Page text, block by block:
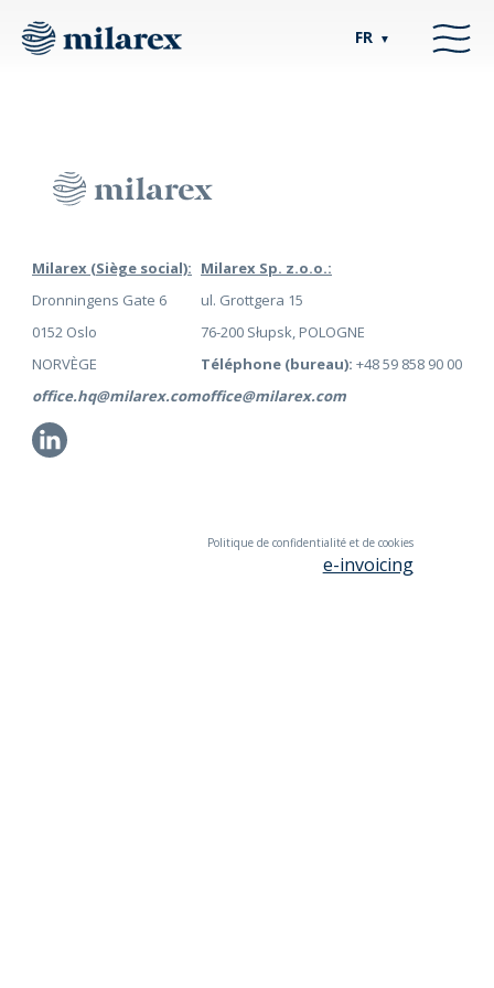
FR ▼
Milarex (Siège social):
Dronningens Gate 6
0152 Oslo
NORVÈGE
office.hq@milarex.com
Li
Milarex Sp. z.o.o.:
ul. Grottgera 15
76-200 Słupsk, POLOGNE
Téléphone (bureau): +48 59 858 90 00
office@milarex.com
Politique de confidentialité et de cookies
e-invoicing